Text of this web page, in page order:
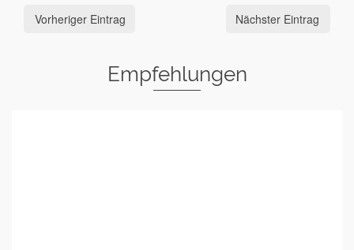
Vorheriger Eintrag Nächster Eintrag
Empfehlungen